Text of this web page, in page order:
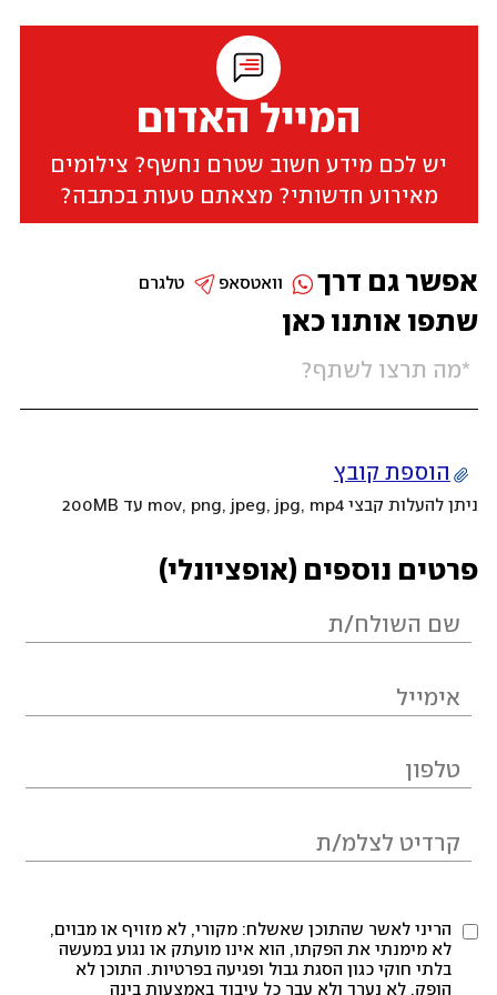
המייל האדום
יש לכם מידע חשוב שטרם נחשף? צילומים
מאירוע חדשותי? מצאתם טעות בכתבה?
שתפו אותנו כאן
הוספת קובץ
ניתן להעלות קבצי mov, png, jpeg, jpg, mp4 עד 200MB
פרטים נוספים (אופציונלי)
הריני לאשר שהתוכן שאשלח: מקורי, לא מזויף או מבוים,
לא מימנתי את הפקתו, הוא אינו מועתק או נגוע במעשה
בלתי חוקי כגון הסגת גבול ופגיעה בפרטיות. התוכן לא
הופק, לא נערך ולא עבר כל עיבוד באמצעות בינה
אפשר גם דרך טלגרם וואטסאפ